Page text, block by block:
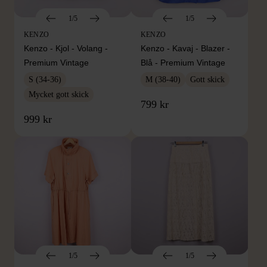
1/5
KENZO
Kenzo - Kjol - Volang -
Premium Vintage
S (34-36)
Mycket gott skick
999 kr
1/5
KENZO
Kenzo - Kavaj - Blazer -
Blå - Premium Vintage
M (38-40) Gott skick
799 kr
1/5 1/5